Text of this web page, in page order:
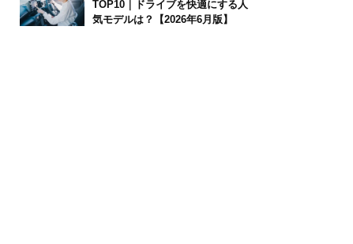
TOP10｜ドライブを快適にする人
気モデルは？【2026年6月版】